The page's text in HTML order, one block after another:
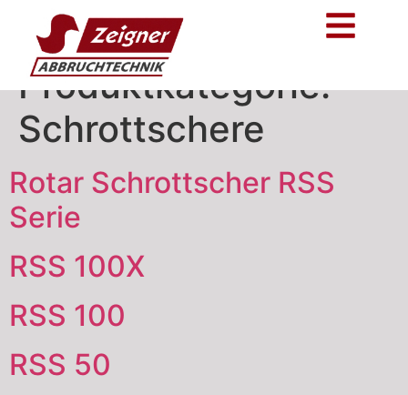
Produktkategorie:
Schrottschere
Rotar Schrottscher RSS
Serie
RSS 100X
RSS 100
RSS 50